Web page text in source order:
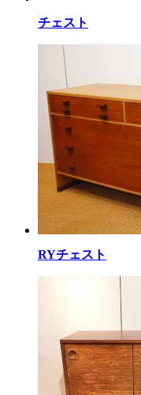
チェスト
RYチェスト